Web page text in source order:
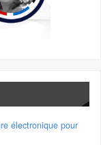
électronique pour